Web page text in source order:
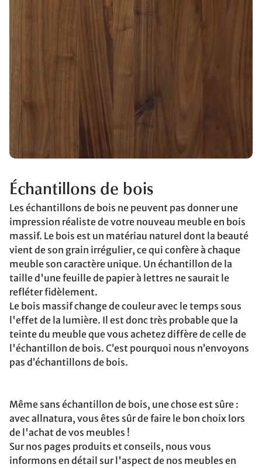
Échantillons de bois
Les échantillons de bois ne peuvent pas donner une
impression réaliste de votre nouveau meuble en bois
massif. Le bois est un matériau naturel dont la beauté
vient de son grain irrégulier, ce qui confère à chaque
meuble son caractère unique. Un échantillon de la
taille d'une feuille de papier à lettres ne saurait le
refléter fidèlement.
Le bois massif change de couleur avec le temps sous
l'effet de la lumière. Il est donc très probable que la
teinte du meuble que vous achetez diffère de celle de
l'échantillon de bois. C’est pourquoi nous n’envoyons
pas d’échantillons de bois.
Même sans échantillon de bois, une chose est sûre :
avec allnatura, vous êtes sûr de faire le bon choix lors
de l'achat de vos meubles !
Sur nos pages produits et conseils, nous vous
informons en détail sur l'aspect de nos meubles en